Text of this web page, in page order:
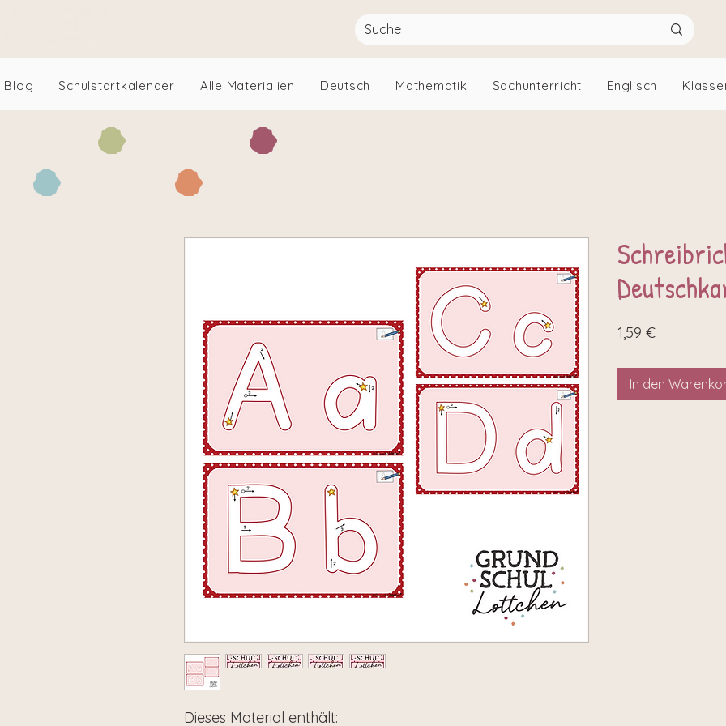
Dieses Material enthält:
1,59 €Preis
In den
Blog Schulstartkalender Alle Materialien Deutsch Mathematik Sachunterricht Englisch